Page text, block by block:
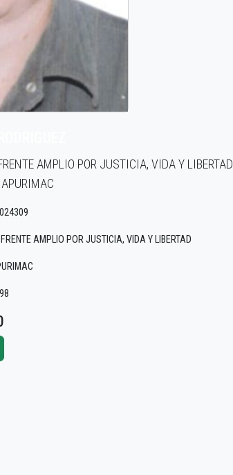
AMPLIO POR JUSTICIA, VIDA Y LIBERTAD
FRENTE AMPLIO POR JUSTICIA, VIDA Y LIBERTAD